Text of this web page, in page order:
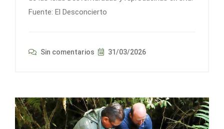
Fuente: El Desconcierto
Sin comentarios 31/03/2026